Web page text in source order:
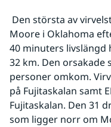
Moore i Oklahoma
40 minuters livslängd
32 km. Den orsakade
personer omkom.
på Fujitaskalan samt
Fujitaskalan. Den 31
som ligger norr om